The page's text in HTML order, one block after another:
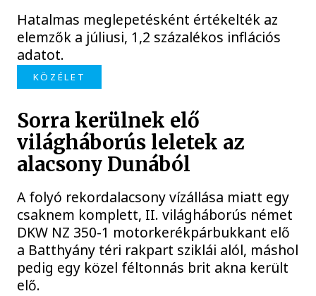
Hatalmas meglepetésként értékelték az
elemzők a júliusi, 1,2 százalékos inflációs
adatot.
KÖZÉLET
Sorra kerülnek elő
világháborús leletek az
alacsony Dunából
A folyó rekordalacsony vízállása miatt egy
csaknem komplett, II. világháborús német
DKW NZ 350-1 motorkerékpárbukkant elő
a Batthyány téri rakpart sziklái alól, máshol
pedig egy közel féltonnás brit akna került
elő.